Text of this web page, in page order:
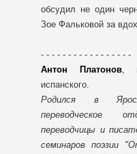
обсудил не один
Зое Фальковой за
- - - - - - - - - - - - - - - - -
Антон Платонов,
испанского.
Родился в
переводческое
переводчицы и
семинаров поэзии